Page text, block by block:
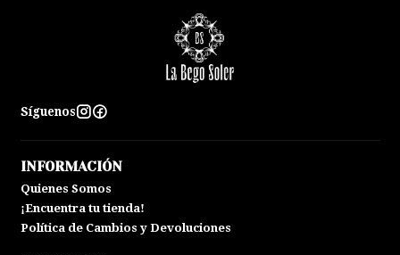
Síguenos
INFORMACIÓN
Quienes Somos
¡Encuentra tu tienda!
Política de Cambios y Devoluciones